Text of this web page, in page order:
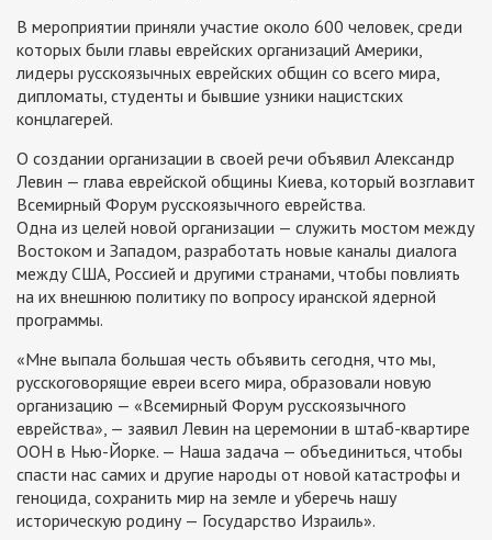
В мероприятии приняли участие около 600 человек, среди
которых были главы еврейских организаций Америки,
лидеры русскоязычных еврейских общин со всего мира,
дипломаты, студенты и бывшие узники нацистских
концлагерей.
О создании организации в своей речи объявил Александр
Левин — глава еврейской общины Киева, который возглавит
Всемирный Форум русскоязычного еврейства.
Одна из целей новой организации — служить мостом между
Востоком и Западом, разработать новые каналы диалога
между США, Россией и другими странами, чтобы повлиять
на их внешнюю политику по вопросу иранской ядерной
программы.
«Мне выпала большая честь объявить сегодня, что мы,
русскоговорящие евреи всего мира, образовали новую
организацию — «Всемирный Форум русскоязычного
еврейства», — заявил Левин на церемонии в штаб-квартире
ООН в Нью-Йорке. — Наша задача — объединиться, чтобы
спасти нас самих и другие народы от новой катастрофы и
геноцида, сохранить мир на земле и уберечь нашу
историческую родину — Государство Израиль».